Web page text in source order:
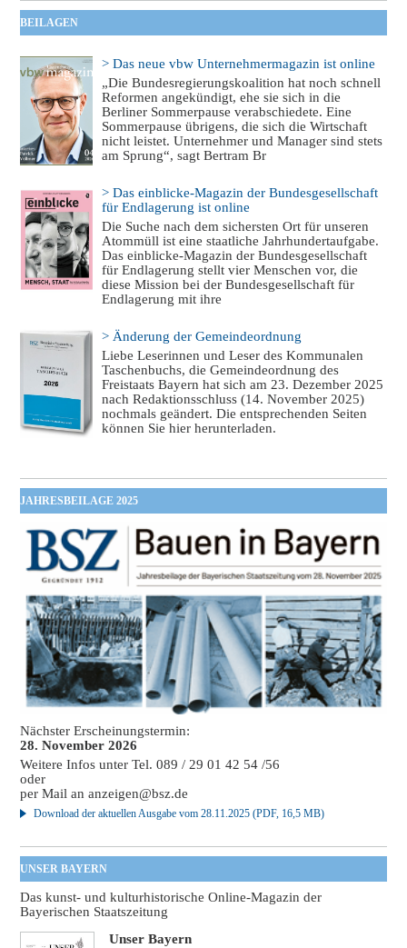
BEILAGEN
> Das neue vbw Unternehmermagazin ist online
„Die Bundesregierungskoalition hat noch schnell
Reformen angekündigt, ehe sie sich in die
Berliner Sommerpause verabschiedete. Eine
Sommerpause übrigens, die sich die Wirtschaft
nicht leistet. Unternehmer und Manager sind stets
am Sprung“, sagt Bertram Br
> Das einblicke-Magazin der Bundesgesellschaft
für Endlagerung ist online
Die Suche nach dem sichersten Ort für unseren
Atommüll ist eine staatliche Jahrhundertaufgabe.
Das einblicke-Magazin der Bundesgesellschaft
für Endlagerung stellt vier Menschen vor, die
diese Mission bei der Bundesgesellschaft für
Endlagerung mit ihre
> Änderung der Gemeindeordnung
Liebe Leserinnen und Leser des Kommunalen
Taschenbuchs, die Gemeindeordnung des
Freistaats Bayern hat sich am 23. Dezember 2025
nach Redaktionsschluss (14. November 2025)
nochmals geändert. Die entsprechenden Seiten
können Sie hier herunterladen.
JAHRESBEILAGE 2025
Nächster Erscheinungstermin:
28. November 2026
Weitere Infos unter Tel. 089 / 29 01 42 54 /56
oder
per Mail ananzeigen@bsz.de
Download der aktuellen Ausgabe vom 28.11.2025 (PDF, 16,5 MB)
UNSER BAYERN
Das kunst- und kulturhistorische Online-Magazin der
Bayerischen Staatszeitung
Unser Bayern